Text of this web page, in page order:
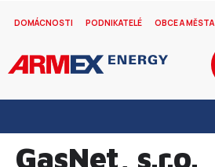
DOMÁCNOSTI PODNIKATELÉ OBCE A MĚSTA
GasNet, s.r.o.